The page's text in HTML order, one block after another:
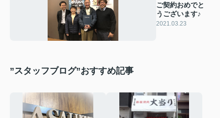
ご契約おめでと
うございます♪
2021.03.23
”スタッフブログ”おすすめ記事